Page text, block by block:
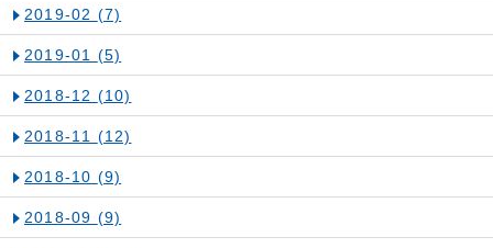
2019-02 (7)
2019-01 (5)
2018-12 (10)
2018-11 (12)
2018-10 (9)
2018-09 (9)